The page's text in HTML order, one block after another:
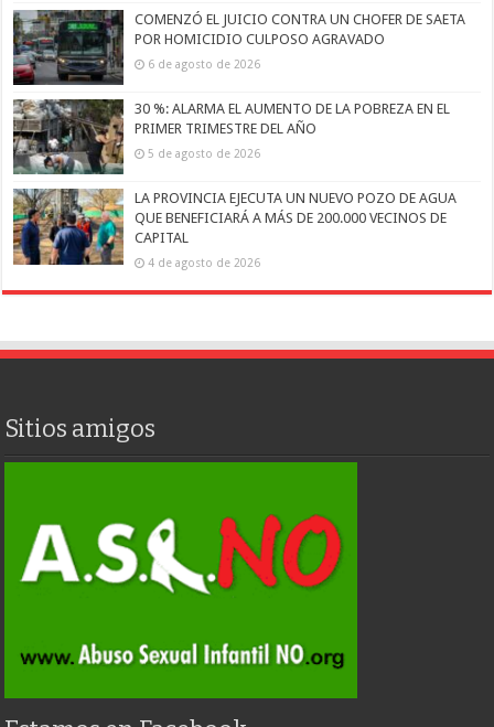
COMENZÓ EL JUICIO CONTRA UN CHOFER DE SAETA
POR HOMICIDIO CULPOSO AGRAVADO
6 de agosto de 2026
30 %: ALARMA EL AUMENTO DE LA POBREZA EN EL
PRIMER TRIMESTRE DEL AÑO
5 de agosto de 2026
LA PROVINCIA EJECUTA UN NUEVO POZO DE AGUA
QUE BENEFICIARÁ A MÁS DE 200.000 VECINOS DE
CAPITAL
4 de agosto de 2026
Sitios amigos